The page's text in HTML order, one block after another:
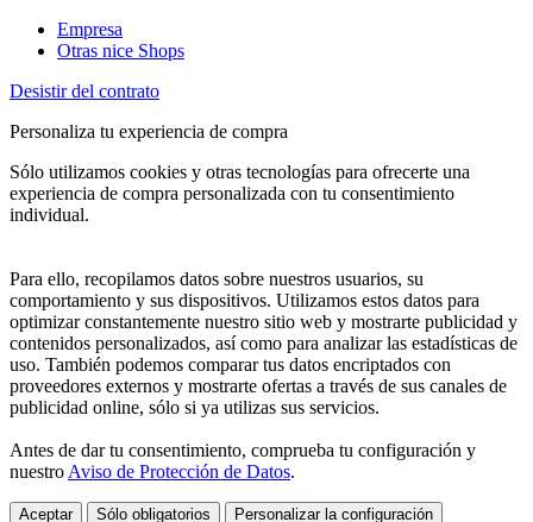
Empresa
Otras nice Shops
Desistir del contrato
Personaliza tu experiencia de compra
Sólo utilizamos cookies y otras tecnologías para ofrecerte una
experiencia de compra personalizada con tu consentimiento
individual.
Para ello, recopilamos datos sobre nuestros usuarios, su
comportamiento y sus dispositivos. Utilizamos estos datos para
optimizar constantemente nuestro sitio web y mostrarte publicidad y
contenidos personalizados, así como para analizar las estadísticas de
uso. También podemos comparar tus datos encriptados con
proveedores externos y mostrarte ofertas a través de sus canales de
publicidad online, sólo si ya utilizas sus servicios.
Antes de dar tu consentimiento, comprueba tu configuración y
nuestro Aviso de Protección de Datos.
Aceptar Sólo obligatorios Personalizar la configuración